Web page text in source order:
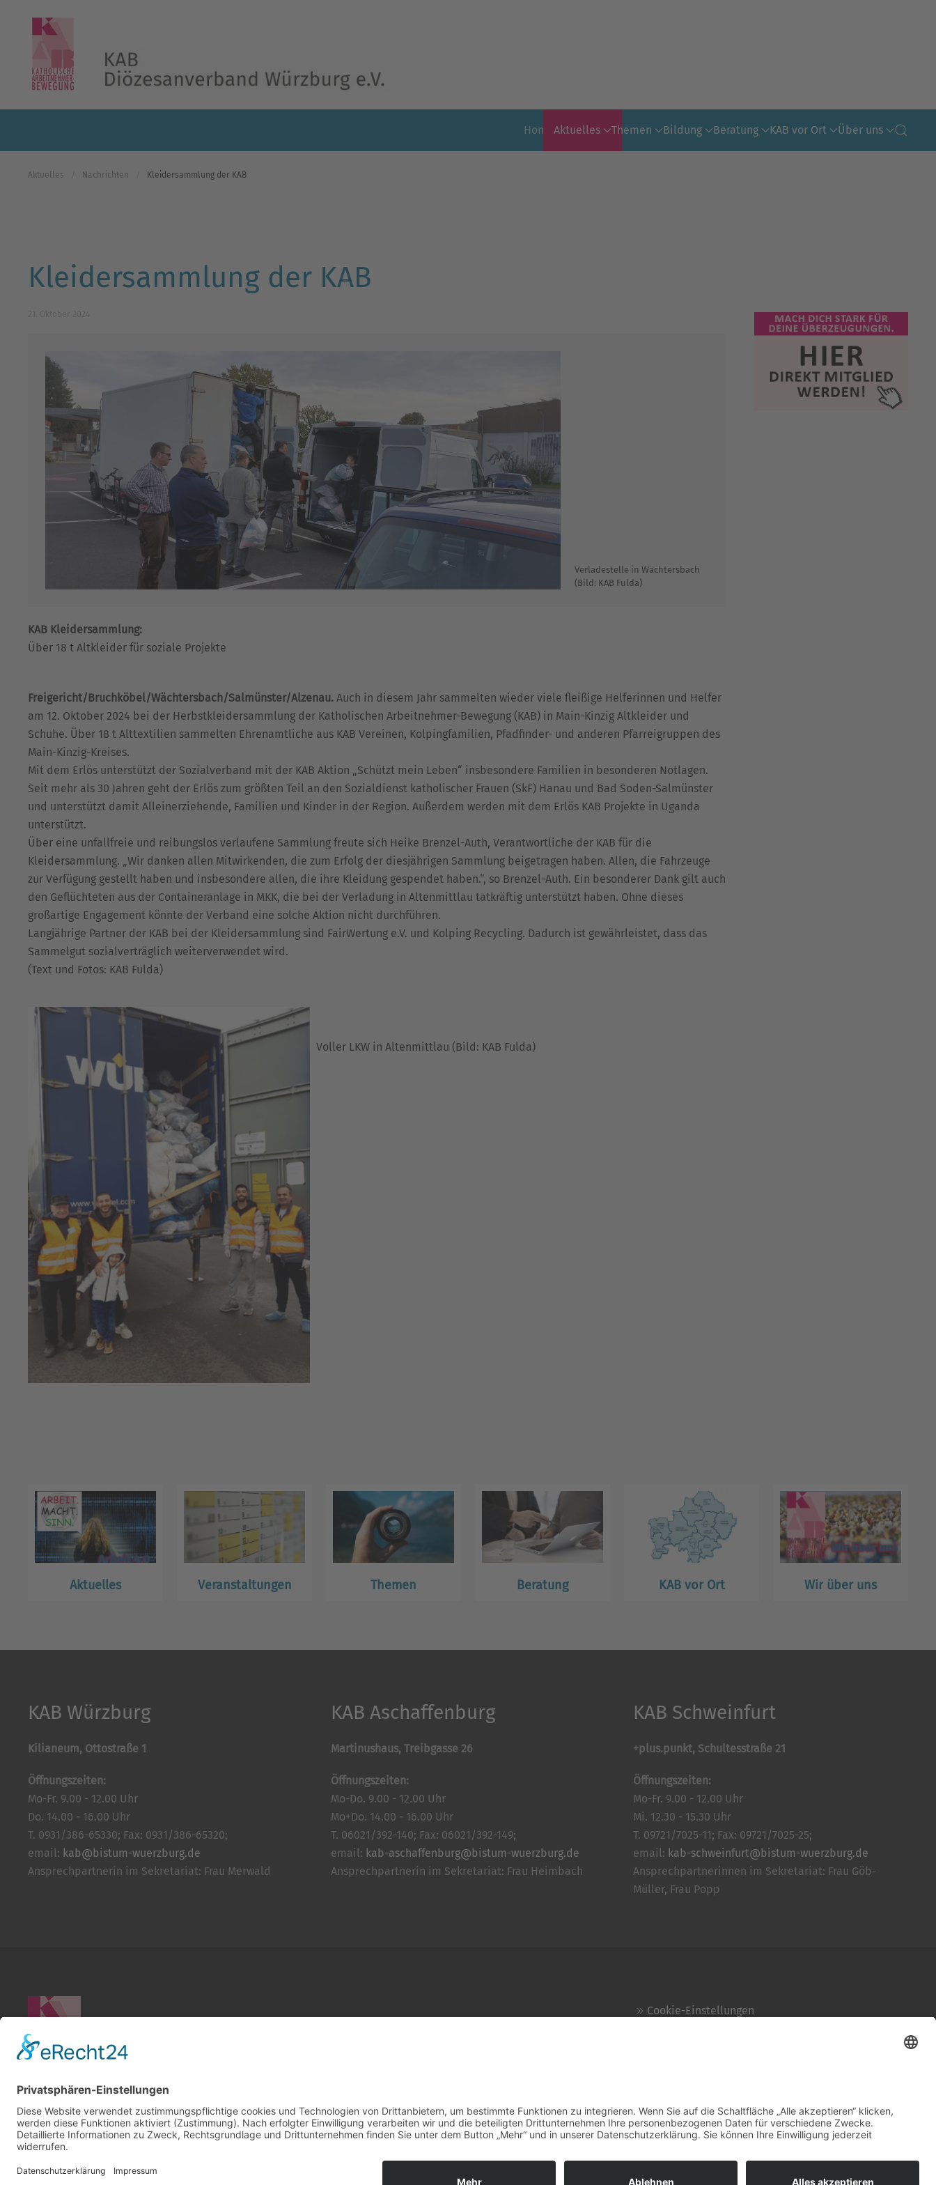
Skip to main content
Home Aktuelles Themen Bildung Beratung KAB vor Ort Über uns
Aktuelles Nachrichten Kleidersammlung der KAB
Kleidersammlung der KAB
Verladestelle in Wächtersbach
(Bild: KAB Fulda)
KAB Kleidersammlung:
Über 18 t Altkleider für soziale Projekte
Freigericht/Bruchköbel/Wächtersbach/Salmünster/Alzenau. Auch in diesem Jahr sammelten wieder viele fleißige Helferinnen und Helfer
am 12. Oktober 2024 bei der Herbstkleidersammlung der Katholischen Arbeitnehmer-Bewegung (KAB) in Main-Kinzig Altkleider und
Schuhe. Über 18 t Alttextilien sammelten Ehrenamtliche aus KAB Vereinen, Kolpingfamilien, Pfadfinder- und anderen Pfarreigruppen des
Main-Kinzig-Kreises.
Mit dem Erlös unterstützt der Sozialverband mit der KAB Aktion „Schützt mein Leben“ insbesondere Familien in besonderen Notlagen.
Seit mehr als 30 Jahren geht der Erlös zum größten Teil an den Sozialdienst katholischer Frauen (SkF) Hanau und Bad Soden-Salmünster
und unterstützt damit Alleinerziehende, Familien und Kinder in der Region. Außerdem werden mit dem Erlös KAB Projekte in Uganda
unterstützt.
Über eine unfallfreie und reibungslos verlaufene Sammlung freute sich Heike Brenzel-Auth, Verantwortliche der KAB für die
Kleidersammlung. „Wir danken allen Mitwirkenden, die zum Erfolg der diesjährigen Sammlung beigetragen haben. Allen, die Fahrzeuge
zur Verfügung gestellt haben und insbesondere allen, die ihre Kleidung gespendet haben.“, so Brenzel-Auth. Ein besonderer Dank gilt auch
den Geflüchteten aus der Containeranlage in MKK, die bei der Verladung in Altenmittlau tatkräftig unterstützt haben. Ohne dieses
großartige Engagement könnte der Verband eine solche Aktion nicht durchführen.
Langjährige Partner der KAB bei der Kleidersammlung sind FairWertung e.V. und Kolping Recycling. Dadurch ist gewährleistet, dass das
Sammelgut sozialverträglich weiterverwendet wird.
(Text und Fotos: KAB Fulda)
Voller LKW in Altenmittlau (Bild: KAB Fulda)
Aktuelles Veranstaltungen Themen Beratung KAB vor Ort Wir über uns
KAB Würzburg
Kilianeum, Ottostraße 1
Öffnungszeiten:
Mo-Fr. 9.00 - 12.00 Uhr
Do. 14.00 - 16.00 Uhr
T. 0931/386-65330; Fax: 0931/386-65320;
email: kab@bistum-wuerzburg.de
Ansprechpartnerin im Sekretariat: Frau Merwald
KAB Aschaffenburg
Martinushaus, Treibgasse 26
Öffnungszeiten:
Mo-Do. 9.00 - 12.00 Uhr
Mo+Do. 14.00 - 16.00 Uhr
T. 06021/392-140; Fax: 06021/392-149;
email: kab-aschaffenburg@bistum-wuerzburg.de
Ansprechpartnerin im Sekretariat: Frau Heimbach
KAB Schweinfurt
+plus.punkt, Schultesstraße 21
Öffnungszeiten:
Mo-Fr. 9.00 - 12.00 Uhr
Mi. 12.30 - 15.30 Uhr
T. 09721/7025-11; Fax: 09721/7025-25;
email: kab-schweinfurt@bistum-wuerzburg.de
Ansprechpartnerinnen im Sekretariat: Frau Göb-
Müller, Frau Popp
Cookie-Einstellungen
AGB + Datenschutz